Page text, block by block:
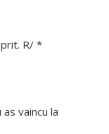
R/ *
vaincu la